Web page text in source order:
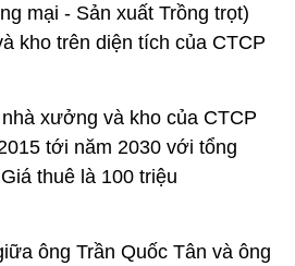
mại - Sản xuất Trồng trọt)
kho trên diện tích của CTCP
xưởng và kho của CTCP
tới năm 2030 với tổng
thuê là 100 triệu
ông Trần Quốc Tân và ông